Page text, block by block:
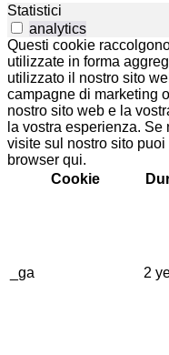
Statistici
analytics
Questi cookie
utilizzate in forma
utilizzato il nostro sito
campagne di marketing
nostro sito web e la
la vostra esperienza.
visite sul nostro sito
browser qui.
Cookie
_ga 2